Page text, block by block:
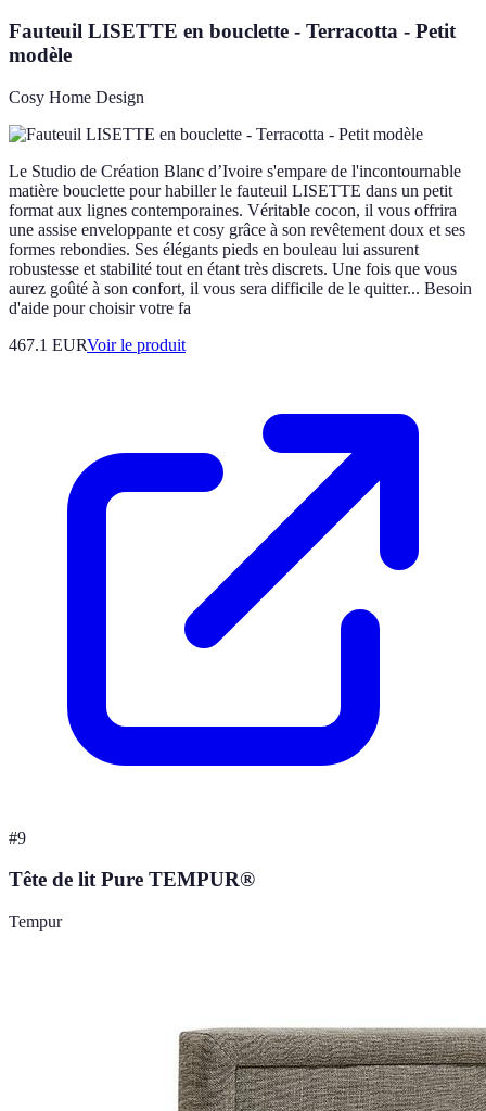
Fauteuil LISETTE en bouclette - Terracotta - Petit
modèle
Cosy Home Design
Le Studio de Création Blanc d’Ivoire s'empare de l'incontournable
matière bouclette pour habiller le fauteuil LISETTE dans un petit
format aux lignes contemporaines. Véritable cocon, il vous offrira
une assise enveloppante et cosy grâce à son revêtement doux et ses
formes rebondies. Ses élégants pieds en bouleau lui assurent
robustesse et stabilité tout en étant très discrets. Une fois que vous
aurez goûté à son confort, il vous sera difficile de le quitter... Besoin
d'aide pour choisir votre fa
467.1 EURVoir le produit
#9
Tête de lit Pure TEMPUR®
Tempur